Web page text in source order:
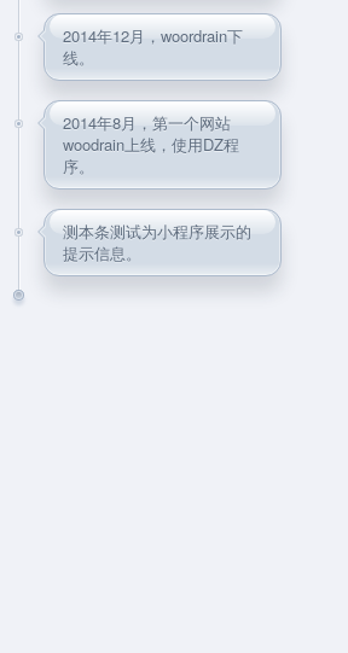
2014年12月，woordrain下
线。
2014年8月，第一个网站
woodrain上线，使用DZ程
序。
测本条测试为小程序展示的
提示信息。